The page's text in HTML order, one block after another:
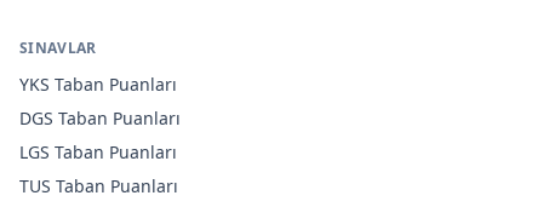
SINAVLAR
YKS Taban Puanları
DGS Taban Puanları
LGS Taban Puanları
TUS Taban Puanları